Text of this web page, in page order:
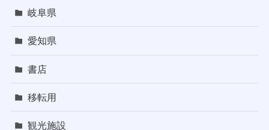
岐阜県
愛知県
書店
移転用
観光施設